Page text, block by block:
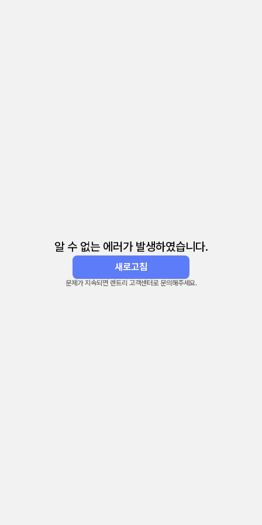
알 수 없는 에러가 발생하였습니다.
새로고침
문제가 지속되면 렌트리 고객센터로 문의해주세요.